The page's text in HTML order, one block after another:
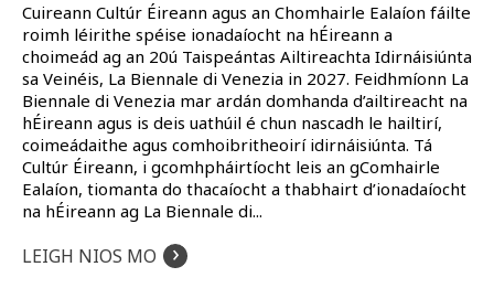
Cuireann Cultúr Éireann agus an Chomhairle Ealaíon fáilte
roimh léirithe spéise ionadaíocht na hÉireann a
choimeád ag an 20ú Taispeántas Ailtireachta Idirnáisiúnta
sa Veinéis, La Biennale di Venezia in 2027. Feidhmíonn La
Biennale di Venezia mar ardán domhanda d’ailtireacht na
hÉireann agus is deis uathúil é chun nascadh le hailtirí,
coimeádaithe agus comhoibritheoirí idirnáisiúnta. Tá
Cultúr Éireann, i gcomhpháirtíocht leis an gComhairle
Ealaíon, tiomanta do thacaíocht a thabhairt d’ionadaíocht
na hÉireann ag La Biennale di...
LEIGH NIOS MO ›